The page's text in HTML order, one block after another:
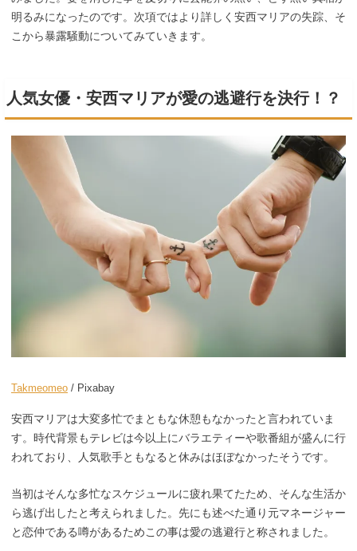
明るみになったのです。次項ではより詳しく安西マリアの失踪、そ
こから暴露騒動についてみていきます。
人気女優・安西マリアが愛の逃避行を決行！？
Takmeomeo / Pixabay
安西マリアは大変多忙でまともな休憩もなかったと言われていま
す。時代背景もテレビは今以上にバラエティーや歌番組が盛んに行
われており、人気歌手ともなると休みはほぼなかったそうです。
当初はそんな多忙なスケジュールに疲れ果てたため、そんな生活か
ら逃げ出したと考えられました。先にも述べた通り元マネージャー
と恋仲である噂があるためこの事は愛の逃避行と称されました。